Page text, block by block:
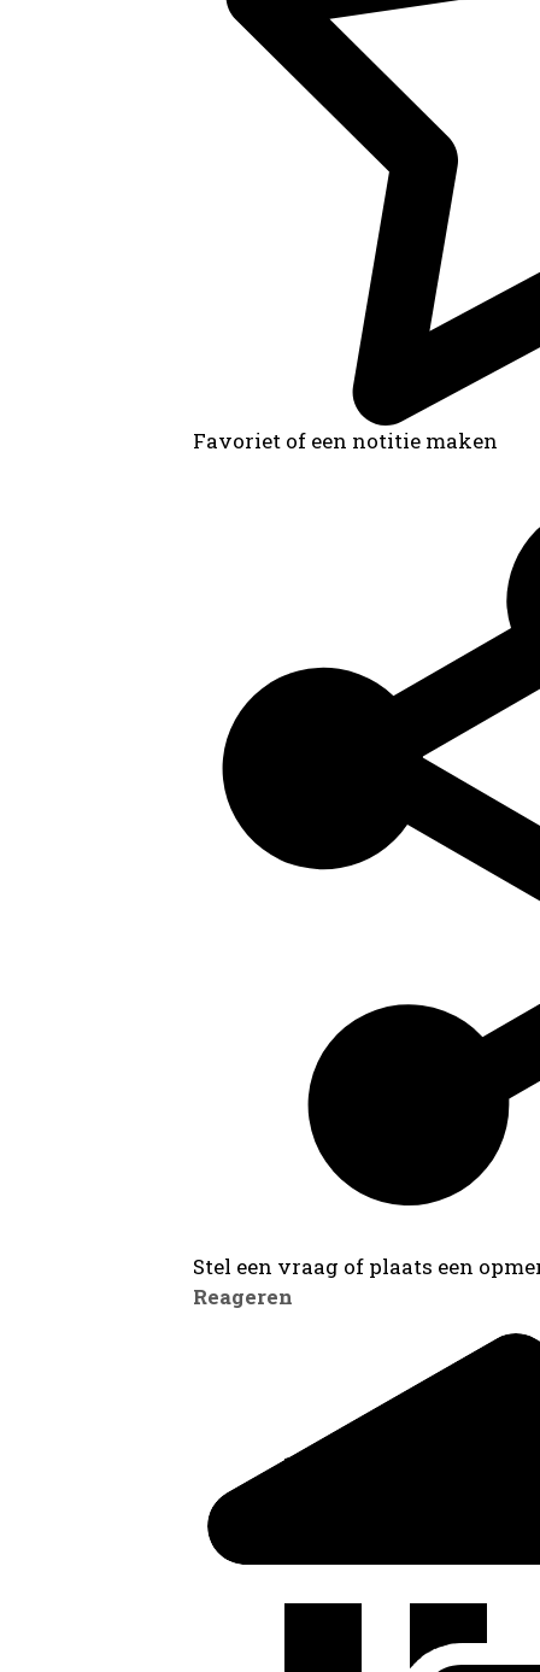
Favoriet of een notitie maken
Stel een vraag of plaats een
Reageren